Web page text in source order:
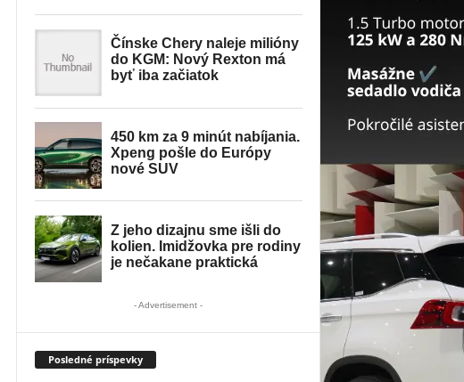
- Advertisement -
Posledné príspevky